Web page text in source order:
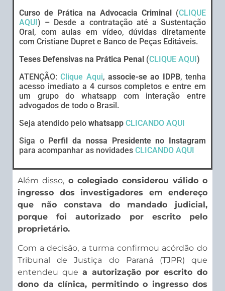
Curso de Prática na Advocacia Criminal (CLIQUE
AQUI) – Desde a contratação até a Sustentação
Oral, com aulas em vídeo, dúvidas diretamente
com Cristiane Dupret e Banco de Peças Editáveis.
Teses Defensivas na Prática Penal (CLIQUE AQUI)
ATENÇÃO:Clique Aqui,associe-se ao IDPB, tenha
acesso imediato a 4 cursos completos e entre em
um grupo do whatsapp com interação entre
advogados de todo o Brasil.
Seja atendido pelo whatsapp CLICANDO AQUI
Siga o Perfil da nossa Presidente no Instagram
para acompanhar as novidades CLICANDO AQUI
Além disso, o colegiado considerou válido o
ingresso dos investigadores em endereço
que não constava do mandado judicial,
porque foi autorizado por escrito pelo
proprietário.
Com a decisão, a turma confirmou acórdão do
Tribunal de Justiça do Paraná (TJPR) que
entendeu que a autorização por escrito do
dono da clínica, permitindo o ingresso dos